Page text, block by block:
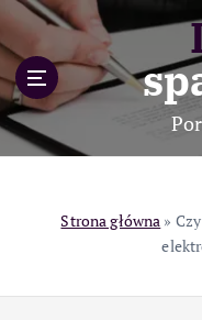
p
o
c
Strona główna »